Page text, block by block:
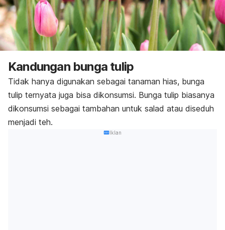
Kandungan bunga tulip
Tidak hanya digunakan sebagai tanaman hias, bunga
tulip ternyata juga bisa dikonsumsi. Bunga tulip biasanya
dikonsumsi sebagai tambahan untuk salad atau diseduh
menjadi teh.
Iklan